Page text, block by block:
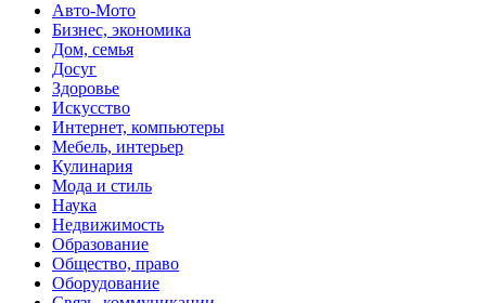
Авто-Мото
Бизнес, экономика
Дом, семья
Досуг
Здоровье
Искусство
Интернет, компьютеры
Мебель, интерьер
Кулинария
Мода и стиль
Наука
Недвижимость
Образование
Общество, право
Оборудование